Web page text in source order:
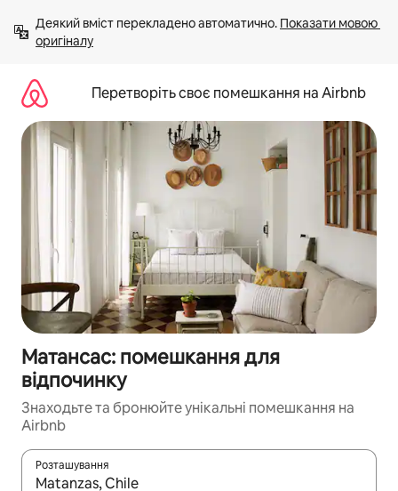
вмісту
Деякий вміст перекладено автоматично. Показати мовою
оригіналу
Перетворіть своє помешкання на Airbnb
Матансас: помешкання для
відпочинку
Знаходьте та бронюйте унікальні помешкання на
Airbnb
Розташування
Отримавши результати пошуку, використовуйте для